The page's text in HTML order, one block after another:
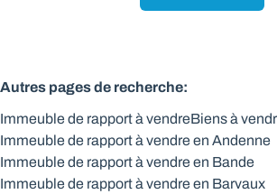
Autres pages de recherche:
Immeuble de rapport à vendreBiens à
Immeuble de rapport à vendre en Andenne
Immeuble de rapport à vendre en Bande
Immeuble de rapport à vendre en Barvaux